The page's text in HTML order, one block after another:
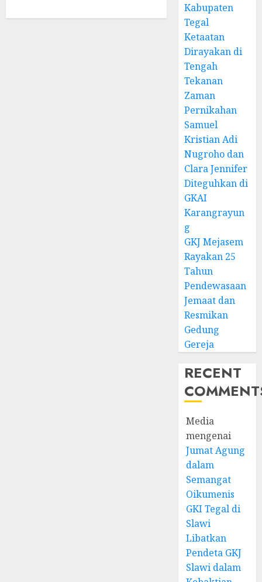
Kabupaten
Tegal
Ketaatan
Dirayakan di
Tengah
Tekanan
Zaman
Pernikahan
Samuel
Kristian Adi
Nugroho dan
Clara Jennifer
Diteguhkan di
GKAI
Karangrayun
g
GKJ Mejasem
Rayakan 25
Tahun
Pendewasaan
Jemaat dan
Resmikan
Gedung
Gereja
RECENT
Media
mengenai
Jumat Agung
dalam
Semangat
Oikumenis
GKI Tegal di
Slawi
Libatkan
Pendeta GKJ
Slawi dalam